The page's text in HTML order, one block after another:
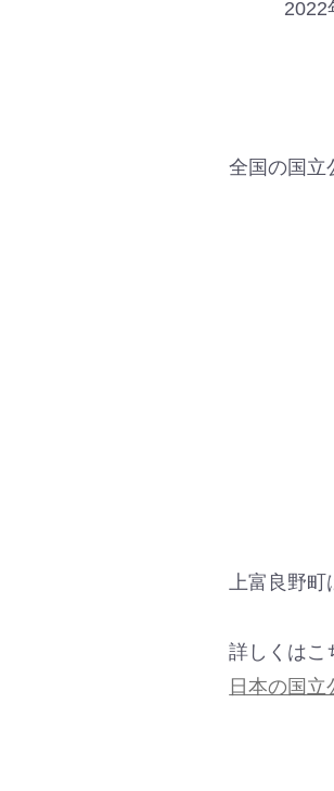
2022
全国の国立
上富良野町
詳しくはこ
日本の国